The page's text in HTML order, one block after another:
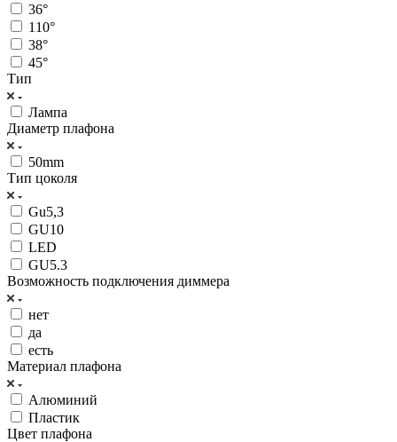
36°
110°
38°
45°
Тип
Лампа
Диаметр плафона
50mm
Тип цоколя
Gu5,3
GU10
LED
GU5.3
Возможность подключения диммера
нет
да
есть
Материал плафона
Алюминий
Пластик
Цвет плафона